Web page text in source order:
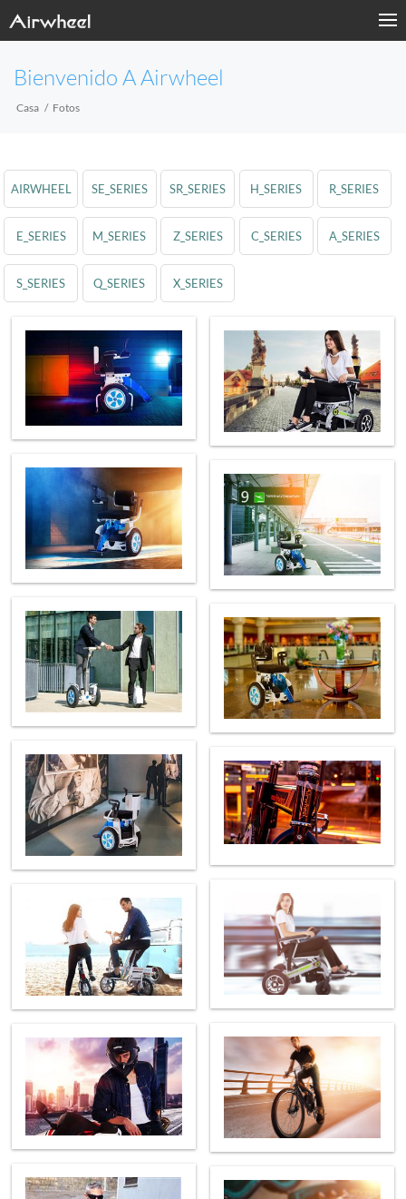
Bienvenido A Airwheel
Casa Fotos
AIRWHEEL SE_SERIES SR_SERIES H_SERIES R_SERIES
E_SERIES M_SERIES Z_SERIES C_SERIES A_SERIES
S_SERIES Q_SERIES X_SERIES